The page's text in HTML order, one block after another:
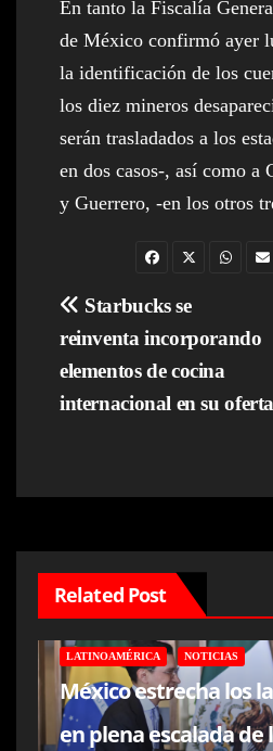
En tanto la Fiscalía
de México confirmó ayer
la identificación de los
los diez mineros
serán trasladados a los
en dos casos-, así como a
y Guerrero, -en los otros
Navegación
de
entradas
Starbucks se
reinventa incorporando
elementos de cocina
internacional en su oferta
Related Post
LATINOAMÉRICA NOTICIAS
México estrecha los
en plena escalada